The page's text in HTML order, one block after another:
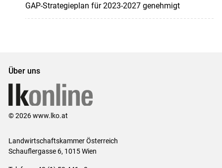
GAP-Strategieplan für 2023-2027 genehmigt
Über uns
© 2026 www.lko.at
Landwirtschaftskammer Österreich
Schauflergasse 6, 1015 Wien